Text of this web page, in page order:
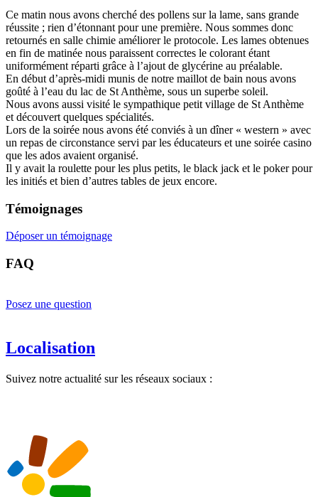
Ce matin nous avons cherché des pollens sur la lame, sans grande
réussite ; rien d’étonnant pour une première. Nous sommes donc
retournés en salle chimie améliorer le protocole. Les lames obtenues
en fin de matinée nous paraissent correctes le colorant étant
uniformément réparti grâce à l’ajout de glycérine au préalable.
En début d’après-midi munis de notre maillot de bain nous avons
goûté à l’eau du lac de St Anthème, sous un superbe soleil.
Nous avons aussi visité le sympathique petit village de St Anthème
et découvert quelques spécialités.
Lors de la soirée nous avons été conviés à un dîner « western » avec
un repas de circonstance servi par les éducateurs et une soirée casino
que les ados avaient organisé.
Il y avait la roulette pour les plus petits, le black jack et le poker pour
les initiés et bien d’autres tables de jeux encore.
Témoignages
Déposer un témoignage
FAQ
Posez une question
Localisation
Suivez notre actualité sur les réseaux sociaux :